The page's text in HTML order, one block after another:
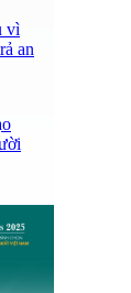
vì
an